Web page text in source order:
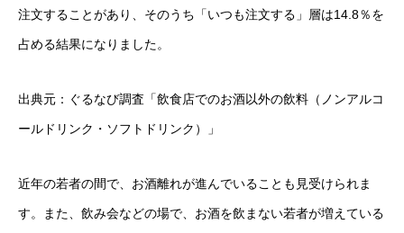
注文することがあり、そのうち「いつも注文する」層は14.8％を
占める結果になりました。
出典元：ぐるなび調査「飲食店でのお酒以外の飲料（ノンアルコ
ールドリンク・ソフトドリンク）」
近年の若者の間で、お酒離れが進んでいることも見受けられま
す。また、飲み会などの場で、お酒を飲まない若者が増えている